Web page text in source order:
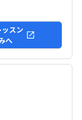
スン
へ